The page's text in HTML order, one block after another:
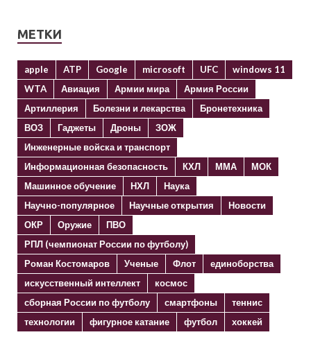
МЕТКИ
apple ATP Google microsoft UFC
windows 11
WTA
Авиация Армии мира
Армия России
Артиллерия
Болезни и лекарства
Бронетехника
ВОЗ
Гаджеты Дроны
ЗОЖ
Инженерные войска и транспорт
Информационная безопасность
КХЛ ММА
МОК
Машинное обучение
НХЛ
Наука
Научно-популярное
Научные открытия
Новости
ОКР
Оружие
ПВО
РПЛ (чемпионат России по футболу)
Роман Костомаров
Ученые Флот
единоборства
искусственный интеллект
космос
сборная России по футболу
смартфоны
теннис
технологии
фигурное катание футбол хоккей